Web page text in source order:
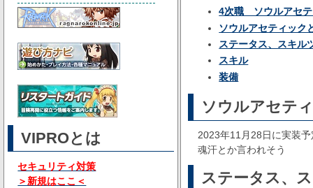
VIPROとは
セキュリティ対策
＞新規はここ＜
4次職 ソウルアセ
ソウルアセティック
ステータス、スキル
スキル
装備
ソウルアセテ
2023年11月28日に実装
魂汗とか言われそう
ステータス、